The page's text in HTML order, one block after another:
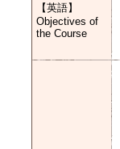
【英語】
Objectives of
the Course